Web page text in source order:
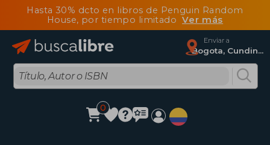
Hasta 30% dcto en libros de Penguin Random
House, por tiempo limitadoVer más
Enviar a
Bogota, Cundinamarca
0